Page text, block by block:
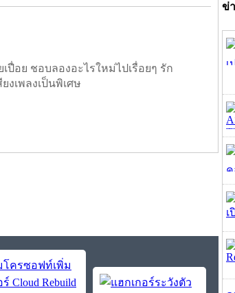
ปื่อย ชอบลองอะไรใหม่ไปเรื่อยๆ รัก
งเพลงเป็นพิเศษ
ข่